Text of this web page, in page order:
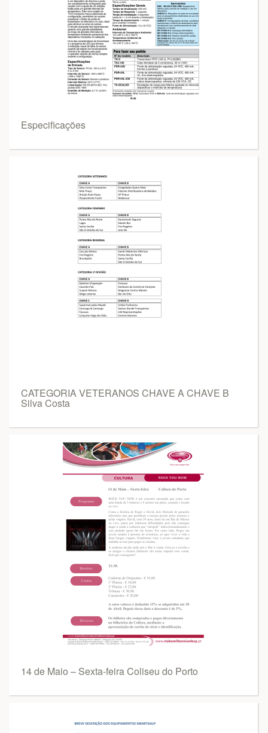
Especificações
CATEGORIA VETERANOS CHAVE A CHAVE B
Silva Costa
14 de Maio – Sexta-feira Coliseu do Porto